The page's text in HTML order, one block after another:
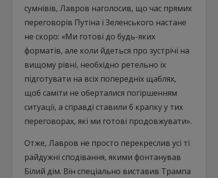
сумнівів, Лавров наголосив, що час прямих
переговорів Путіна і Зеленського настане
не скоро: «Ми готові до будь-яких
форматів, але коли йдеться про зустрічі на
вищому рівні, необхідно ретельно їх
підготувати на всіх попередніх щаблях,
щоб саміти не оберталися погіршенням
ситуації, а справді ставили б крапку у тих
переговорах, які ми готові продовжувати».
Отже, Лавров не просто перекреслив усі ті
райдужні сподівання, якими фонтанував
Білий дім. Він спеціально виставив Трампа